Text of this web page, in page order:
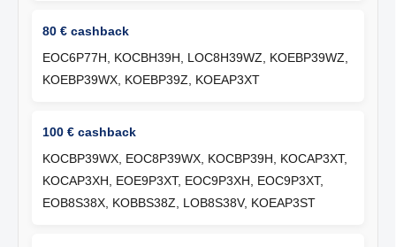
80 € cashback
EOC6P77H, KOCBH39H, LOC8H39WZ, KOEBP39WZ,
KOEBP39WX, KOEBP39Z, KOEAP3XT
100 € cashback
KOCBP39WX, EOC8P39WX, KOCBP39H, KOCAP3XT,
KOCAP3XH, EOE9P3XT, EOC9P3XH, EOC9P3XT,
EOB8S38X, KOBBS38Z, LOB8S38V, KOEAP3ST